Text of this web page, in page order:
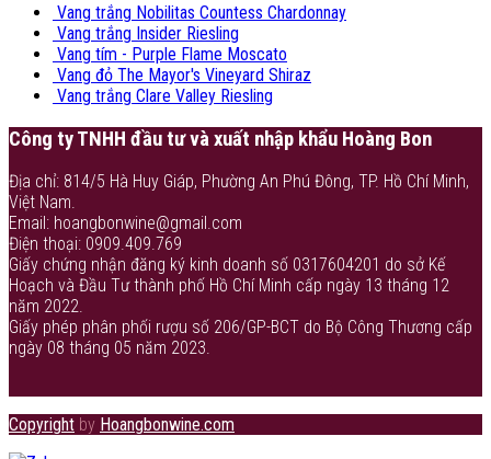
Vang trắng Nobilitas Countess Chardonnay
Vang trắng Insider Riesling
Vang tím - Purple Flame Moscato
Vang đỏ The Mayor's Vineyard Shiraz
Vang trắng Clare Valley Riesling
Công ty TNHH đầu tư và xuất nhập khẩu Hoàng Bon
Địa chỉ: 814/5 Hà Huy Giáp, Phường An Phú Đông, TP. Hồ Chí Minh,
Việt Nam.
Email: hoangbonwine@gmail.com
Điện thoại: 0909.409.769
Giấy chứng nhận đăng ký kinh doanh số 0317604201 do sở Kế
Hoạch và Đầu Tư thành phố Hồ Chí Minh cấp ngày 13 tháng 12
năm 2022.
Giấy phép phân phối rượu số 206/GP-BCT do Bộ Công Thương cấp
ngày 08 tháng 05 năm 2023.
Copyright by Hoangbonwine.com